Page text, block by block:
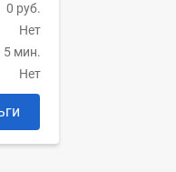
0 руб.
Нет
5 мин.
Нет